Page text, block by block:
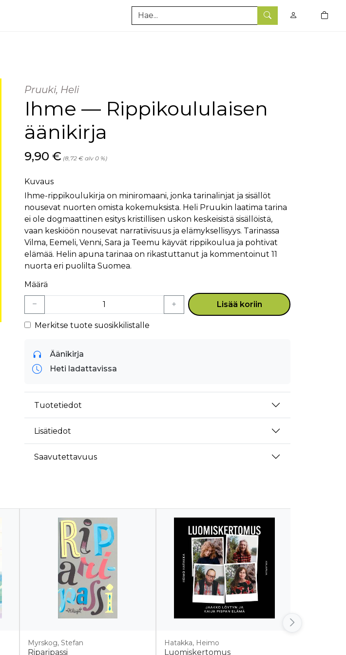
Hae
0
Pruuki, Heli
Ihme — Rippikoululaisen
äänikirja
Hinta nyt
9,90 € (8,72 € alv 0 %)
Kuvaus
Ihme-rippikoulukirja on miniromaani, jonka tarinalinjat ja sisällöt
nousevat nuorten omista kokemuksista. Heli Pruukin laatima tarina
ei ole dogmaattinen esitys kristillisen uskon keskeisistä sisällöistä,
vaan keskiöön nousevat narratiivisuus ja elämyksellisyys. Tarinassa
Vilma, Eemeli, Venni, Sara ja Teemu käyvät rippikoulua ja pohtivat
elämää. Helin apuna tarinaa on rikastuttanut ja kommentoinut 11
nuorta eri puolilta Suomea.
Määrä
Lisää koriin
Merkitse tuote suosikkilistalle
Äänikirja
Heti ladattavissa
Tuotetiedot
Lisätiedot
Saavutettavuus
Myrskog, Stefan
Riparipassi
Hatakka, Heimo
Luomiskertomus